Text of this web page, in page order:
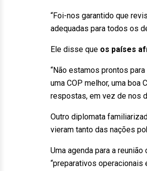
“Foi-nos garantido que
adequadas para todos os
Ele disse que os países
“Não estamos prontos
uma COP melhor, uma
respostas, em vez de nos
Outro diplomata
vieram tanto das nações
Uma agenda para a
“preparativos operacionais